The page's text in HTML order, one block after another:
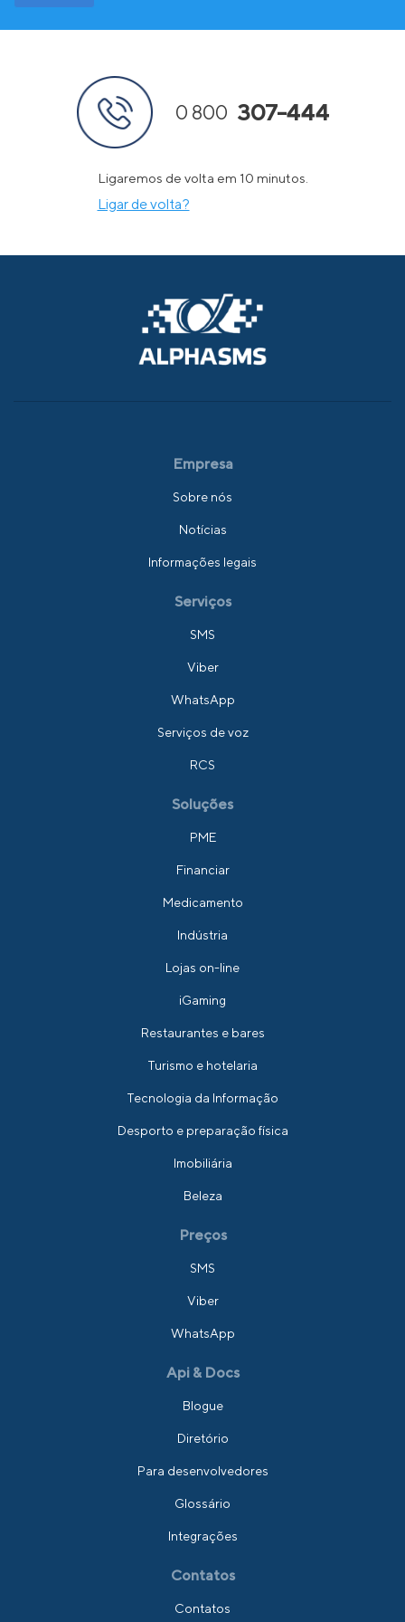
0 800 307-444
Ligaremos de volta em 10 minutos.
Ligar de volta?
Empresa
Sobre nós
Notícias
Informações legais
Serviços
SMS
Viber
WhatsApp
Serviços de voz
RCS
Soluções
PME
Financiar
Medicamento
Indústria
Lojas on-line
iGaming
Restaurantes e bares
Turismo e hotelaria
Tecnologia da Informação
Desporto e preparação física
Imobiliária
Beleza
Preços
SMS
Viber
WhatsApp
Api & Docs
Blogue
Diretório
Para desenvolvedores
Glossário
Integrações
Contatos
Contatos